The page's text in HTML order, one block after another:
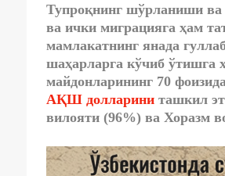
Тупроқнинг шўрланиши ва
ва ички миграцияга ҳам
мамлакатнинг янада
шаҳарларга кўчиб ўтишга
майдонларининг 70
АҚШ доллариниташкил
вилояти (96%) ва Хоразм